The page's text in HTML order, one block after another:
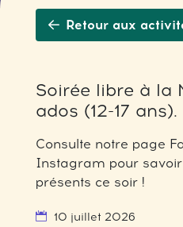
Retour aux
Soirée libre à la
ados (12-17 ans).
Consulte notre page
Instagram pour
présents ce soir !
10 juillet 2026